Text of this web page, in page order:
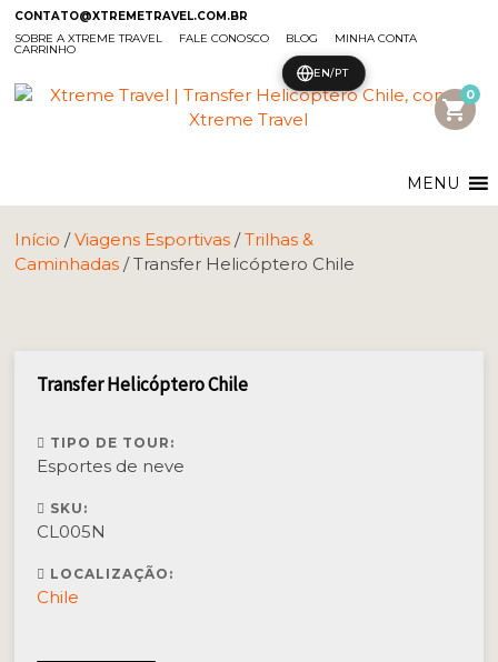
CONTATO@XTREMETRAVEL.COM.BR
SOBRE A XTREME TRAVEL
FALE CONOSCO BLOG MINHA CONTA
CARRINHO
shopping_cart
0
MENU
Início /Viagens Esportivas /Trilhas &
Caminhadas / Transfer Helicóptero Chile
Transfer Helicóptero Chile
TIPO DE TOUR:
Esportes de neve
SKU:
CL005N
LOCALIZAÇÃO:
Chile
EN/PT